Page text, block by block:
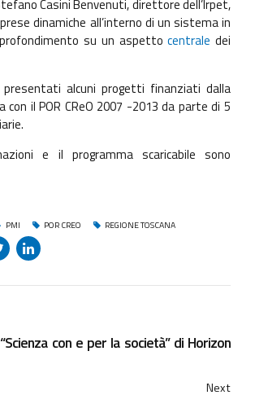
Casini Benvenuti, direttore dell’Irpet,
dinamiche all’interno di un sistema in
su un aspettocentrale dei
presentati alcuni progetti finanziati dalla
con il POR CReO 2007 -2013 da parte di 5
e il programma scaricabile sono
PMI POR CREO REGIONE TOSCANA
con e per la società” di Horizon
Next